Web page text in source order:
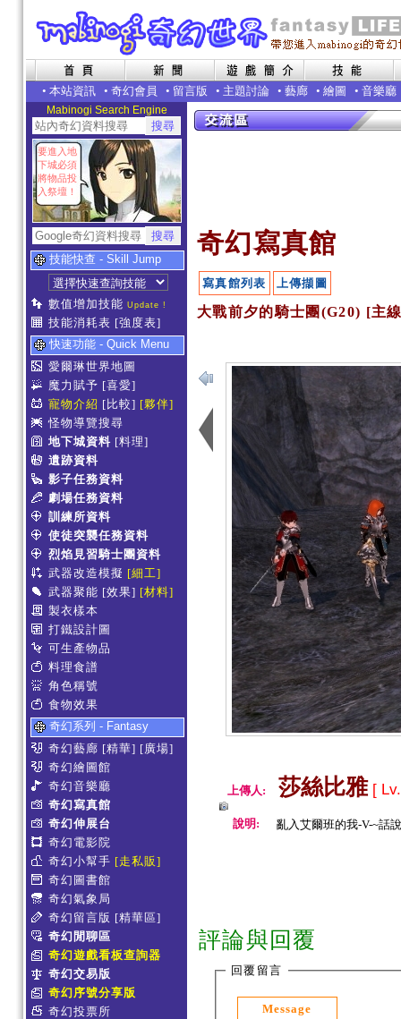
• 本站資訊 • 奇幻會員 • 留言版 • 主題討論 • 藝廊 • 繪圖 • 音樂廳
Mabinogi Search Engine
要進入地
下城必須
將物品投
入祭壇！
技能快查 - Skill Jump
數值增加技能 Update !
技能消耗表 [強度表]
快速功能 - Quick Menu
愛爾琳世界地圖
魔力賦予 [喜愛]
寵物介紹 [比較] [夥伴]
怪物導覽搜尋
地下城資料 [料理]
遺跡資料
影子任務資料
劇場任務資料
訓練所資料
使徒突襲任務資料
烈焰見習騎士團資料
武器改造模擬 [細工]
武器聚能 [效果] [材料]
製衣樣本
打鐵設計圖
可生產物品
料理食譜
角色稱號
食物效果
奇幻系列 - Fantasy
奇幻藝廊 [精華] [廣場]
奇幻繪圖館
奇幻音樂廳
奇幻寫真館
奇幻伸展台
奇幻電影院
奇幻小幫手 [走私販]
奇幻圖書館
奇幻氣象局
奇幻留言版 [精華區]
奇幻閒聊區
奇幻遊戲看板查詢器
奇幻交易版
奇幻序號分享版
奇幻投票所
奇幻寫真館
寫真館列表 上傳擷圖
大戰前夕的騎士團(G20) [主
上傳人: 莎絲比雅 [
說明: 亂入艾爾班的我-V-~話
評論與回覆
回覆留言
Message